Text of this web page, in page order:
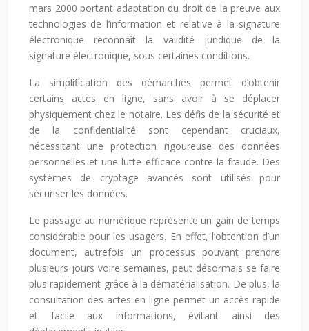
mars 2000 portant adaptation du droit de la preuve aux
technologies de l’information et relative à la signature
électronique reconnaît la validité juridique de la
signature électronique, sous certaines conditions.
La simplification des démarches permet d’obtenir
certains actes en ligne, sans avoir à se déplacer
physiquement chez le notaire. Les défis de la sécurité et
de la confidentialité sont cependant cruciaux,
nécessitant une protection rigoureuse des données
personnelles et une lutte efficace contre la fraude. Des
systèmes de cryptage avancés sont utilisés pour
sécuriser les données.
Le passage au numérique représente un gain de temps
considérable pour les usagers. En effet, l’obtention d’un
document, autrefois un processus pouvant prendre
plusieurs jours voire semaines, peut désormais se faire
plus rapidement grâce à la dématérialisation. De plus, la
consultation des actes en ligne permet un accès rapide
et facile aux informations, évitant ainsi des